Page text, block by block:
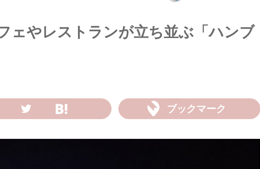
ェやレストランが立ち並ぶ「ハンブ
ブックマーク